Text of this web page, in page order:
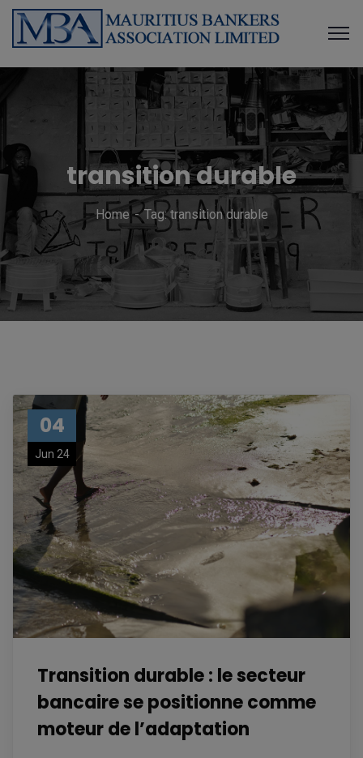
transition durable
Home Tag: transition durable
04
Jun 24
Transition durable : le secteur
bancaire se positionne comme
moteur de l’adaptation